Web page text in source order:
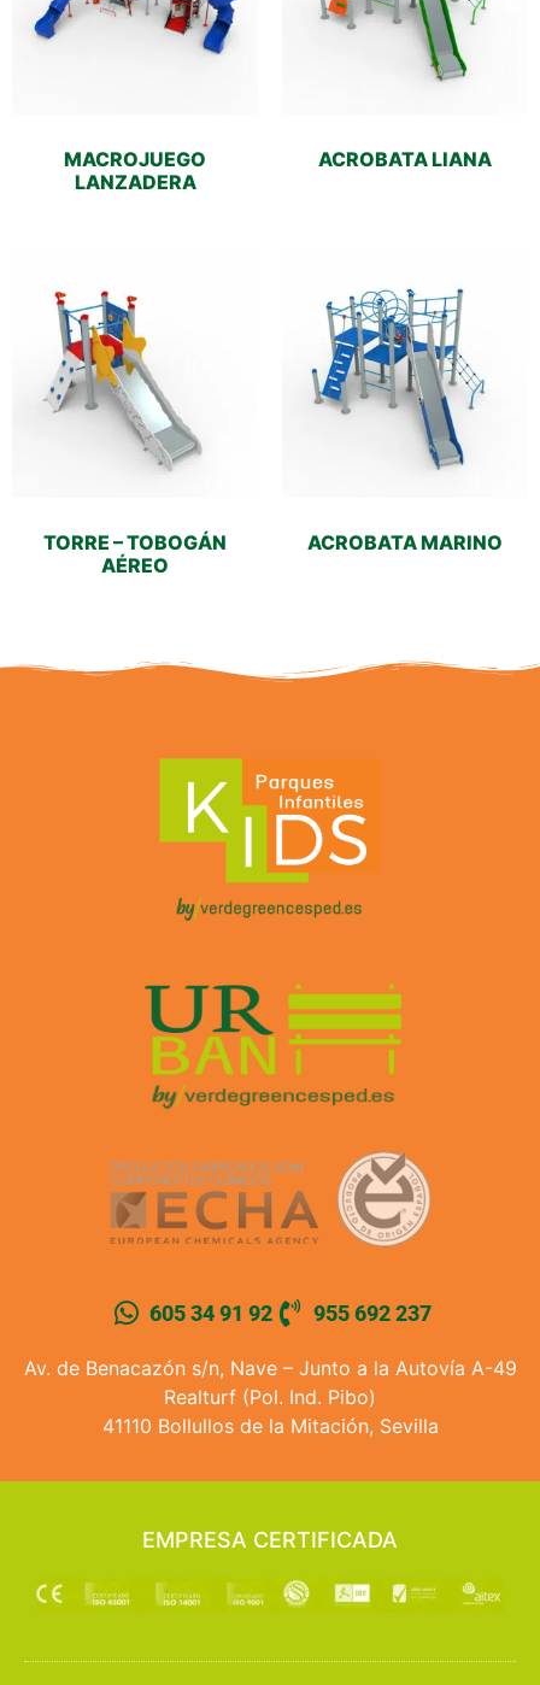
MACROJUEGO
LANZADERA
ACROBATA LIANA
TORRE – TOBOGÁN
AÉREO
ACROBATA MARINO
605 34 91 92 955 692 237
Av. de Benacazón s/n, Nave – Junto a la Autovía A-49
Realturf (Pol. Ind. Pibo)
41110 Bollullos de la Mitación, Sevilla
EMPRESA CERTIFICADA